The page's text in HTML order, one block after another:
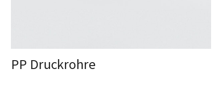
PP Druckrohre